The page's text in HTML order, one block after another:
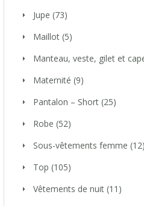
Jupe (73)
Maillot (5)
Manteau, veste, gilet et
Maternité (9)
Pantalon – Short (25)
Robe (52)
Sous-vêtements femme (12)
Top (105)
Vêtements de nuit (11)